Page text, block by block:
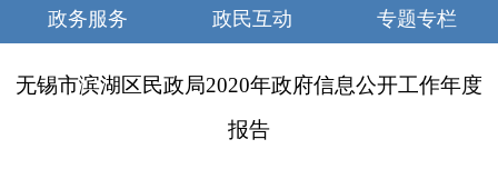
政务服务 政民互动 专题专栏
无锡市滨湖区民政局2020年政府信息公开工作年度
报告